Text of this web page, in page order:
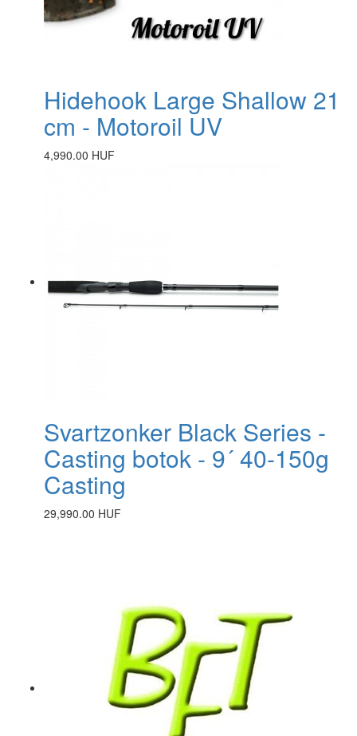
Hidehook Large Shallow 21
cm - Motoroil UV
4,990.00 HUF
Svartzonker Black Series -
Casting botok - 9´ 40-150g
Casting
29,990.00 HUF